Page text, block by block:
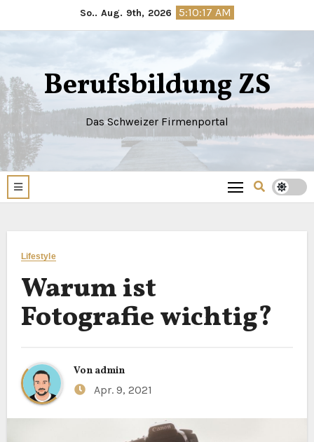
zum
So.. Aug. 9th, 2026 5:10:18 AM
Berufsbildung ZS
Das Schweizer Firmenportal
Lifestyle
Warum ist
Fotografie wichtig?
Von admin
Apr. 9, 2021